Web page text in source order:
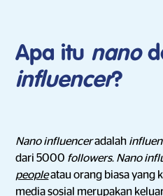
Apa itu nano
influencer?
Nano influenceradalah
dari 5000 followers. Nano
peopleatau orang biasa yang
media sosial merupakan